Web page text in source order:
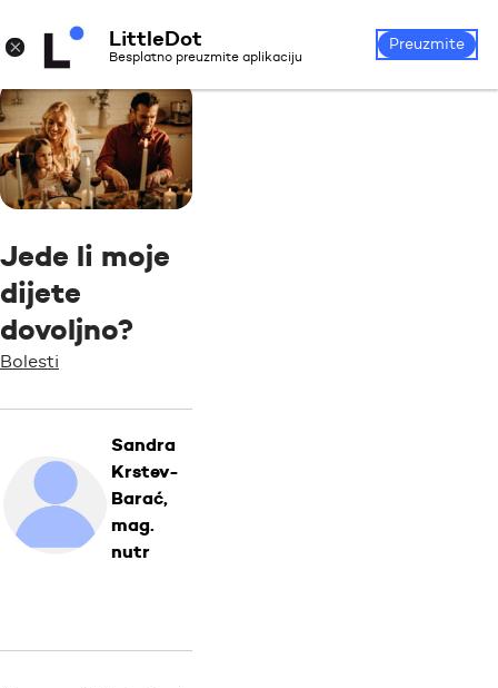
Prijava
Jede li moje
dijete
dovoljno?
Bolesti
Sandra
Krstev-
Barać,
mag.
nutr
× LittleDot
Besplatno preuzmite aplikaciju
Preuzmite